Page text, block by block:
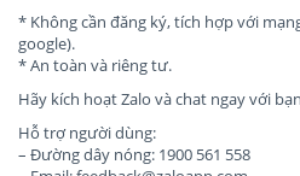
* Không cần đăng ký, tích hợp với
google).
* An toàn và riêng tư.
Hãy kích hoạt Zalo và chat ngay với
Hỗ trợ người dùng:
– Đường dây nóng: 1900 561 558